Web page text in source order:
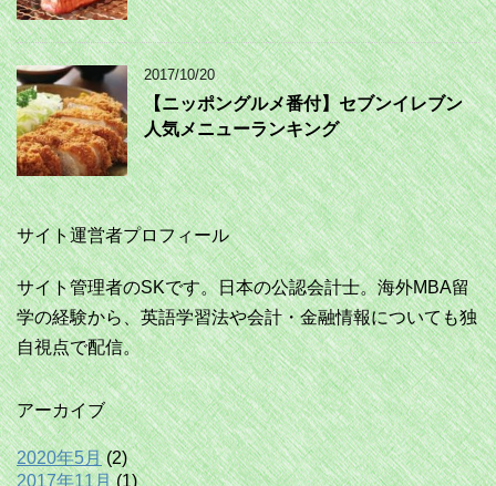
2017/10/20
【ニッポングルメ番付】セブンイレブン
人気メニューランキング
サイト運営者プロフィール
サイト管理者のSKです。日本の公認会計士。海外MBA留
学の経験から、英語学習法や会計・金融情報についても独
自視点で配信。
アーカイブ
2020年5月(2)
2017年11月(1)